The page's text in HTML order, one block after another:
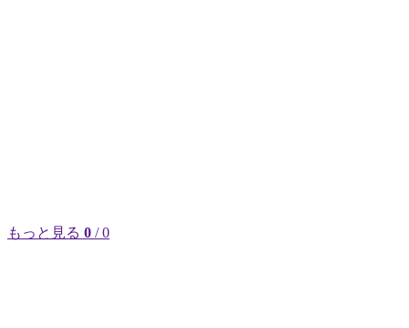
もっと見る 0 / 0